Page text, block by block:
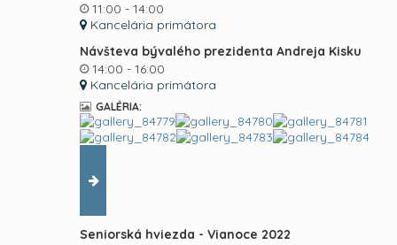
11:00 - 14:00
Kancelária primátora
Návšteva bývalého prezidenta Andreja Kisku
14:00 - 16:00
Kancelária primátora
GALÉRIA:
Seniorská hviezda - Vianoce 2022